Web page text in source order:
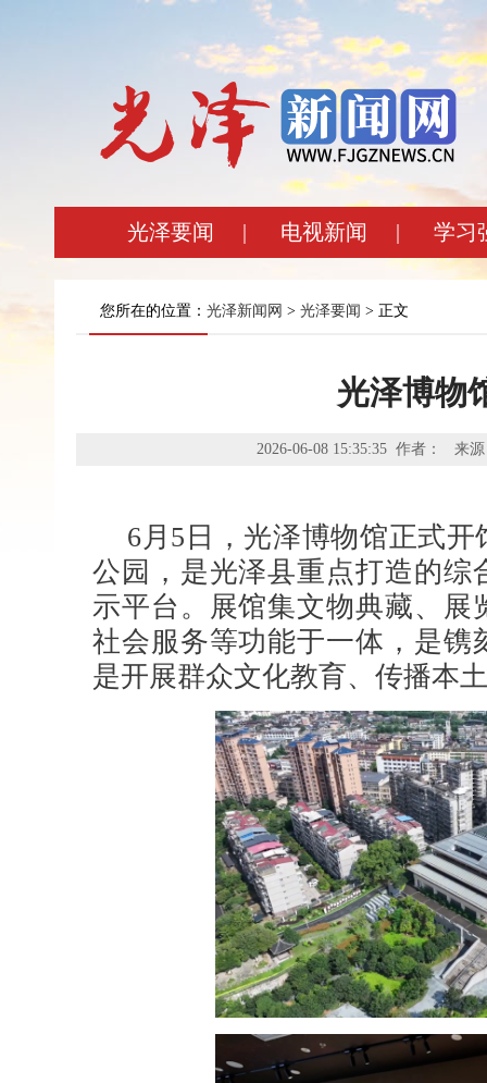
光泽要闻 | 电视新闻 | 学习
您所在的位置： 光泽新闻网 > 光泽要闻 > 正文
光泽博物
2026-06-08 15:35:35 作者： 来
6月5日，光泽博物馆正式
公园，是光泽县重点打造的综
示平台。展馆集文物典藏、展
社会服务等功能于一体，是镌
是开展群众文化教育、传播本